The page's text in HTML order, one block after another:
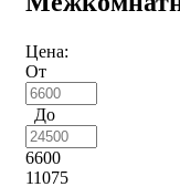
Цена:
От
До
6600
11075